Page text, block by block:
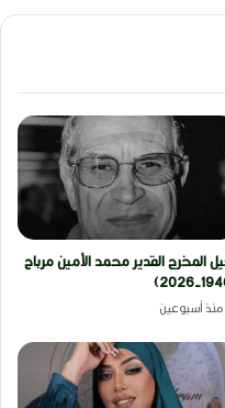
المخرج القدير محمد الأمين مرباح
منذ أسبوعين